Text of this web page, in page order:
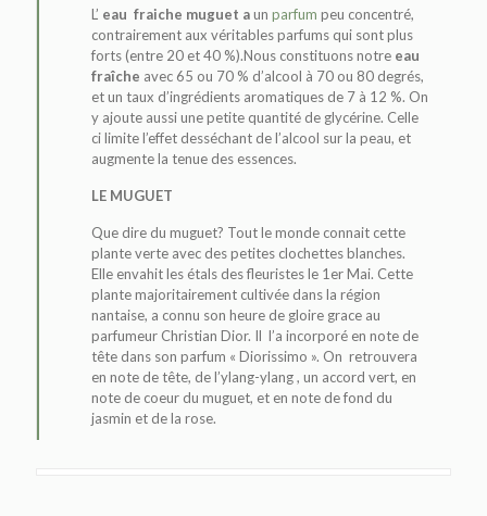
L’ eau fraiche muguet aun parfum peu concentré,
contrairement aux véritables parfums qui sont plus
forts (entre 20 et 40 %).Nous constituons notre eau
fraîche avec 65 ou 70 % d’alcool à 70 ou 80 degrés,
et un taux d’ingrédients aromatiques de 7 à 12 %. On
y ajoute aussi une petite quantité de glycérine. Celle
ci limite l’effet desséchant de l’alcool sur la peau, et
augmente la tenue des essences.
LE MUGUET
Que dire du muguet? Tout le monde connait cette
plante verte avec des petites clochettes blanches.
Elle envahit les étals des fleuristes le 1er Mai. Cette
plante majoritairement cultivée dans la région
nantaise, a connu son heure de gloire grace au
parfumeur Christian Dior. Il l’a incorporé en note de
tête dans son parfum « Diorissimo ». On retrouvera
en note de tête, de l’ylang-ylang , un accord vert, en
note de coeur du muguet, et en note de fond du
jasmin et de la rose.